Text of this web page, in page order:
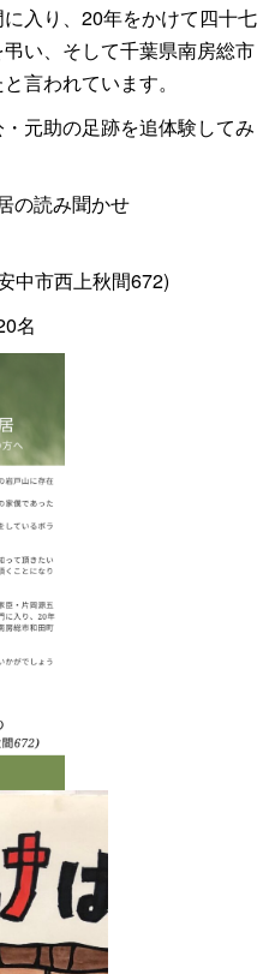
入り、20年をかけて四十七
い、そして千葉県南房総市
言われています。
元助の足跡を追体験してみ
の読み聞かせ
中市西上秋間672)
名